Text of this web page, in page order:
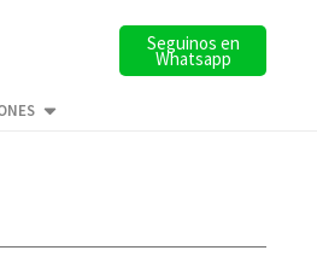
Seguinos en
Whatsapp